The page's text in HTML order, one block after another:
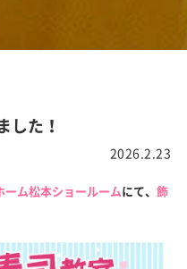
した！
2026.2.23
ーム松本ショールームにて、 飾